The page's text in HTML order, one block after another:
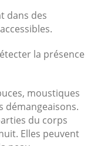
dans des
la présence
moustiques
démangeaisons.
du corps
Elles peuvent